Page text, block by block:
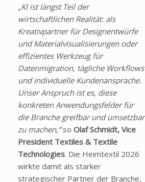
„KI ist längst Teil der
wirtschaftlichen Realität: als
Kreativpartner für Designentwürfe
und Materialvisualisierungen oder
effizientes Werkzeug für
Datenmigration, tägliche Workflows
und individuelle Kundenansprache.
Unser Anspruch ist es, diese
konkreten Anwendungsfelder für
die Branche greifbar und umsetzbar
zu machen,“so Olaf Schmidt, Vice
President Textiles & Textile
Technologies. Die Heimtextil 2026
wirkte damit als starker
strategischer Partner der Branche,